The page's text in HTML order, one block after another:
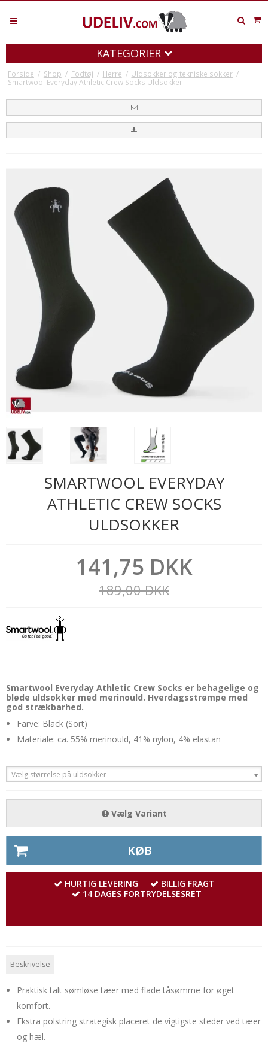
KATEGORIER
Forside / Shop / Fodtøj / Herre / Uldsokker og tekniske sokker /
Smartwool Everyday Athletic Crew Socks Uldsokker
SMARTWOOL EVERYDAY
ATHLETIC CREW SOCKS
ULDSOKKER
141,75 DKK
189,00 DKK
Smartwool Everyday Athletic Crew Socks er behagelige og
bløde uldsokker med merinould. Hverdagsstrømpe med
god strækbarhed.
Farve: Black (Sort)
Materiale: ca. 55% merinould, 41% nylon, 4% elastan
Vælg størrelse på uldsokker
Vælg Variant
KØB
HURTIG LEVERING
BILLIG FRAGT
14 DAGES FORTRYDELSESRET
Beskrivelse
Praktisk talt sømløse tæer med flade tåsømme for øget
komfort.
Ekstra polstring strategisk placeret de vigtigste steder ved tæer
og hæl.